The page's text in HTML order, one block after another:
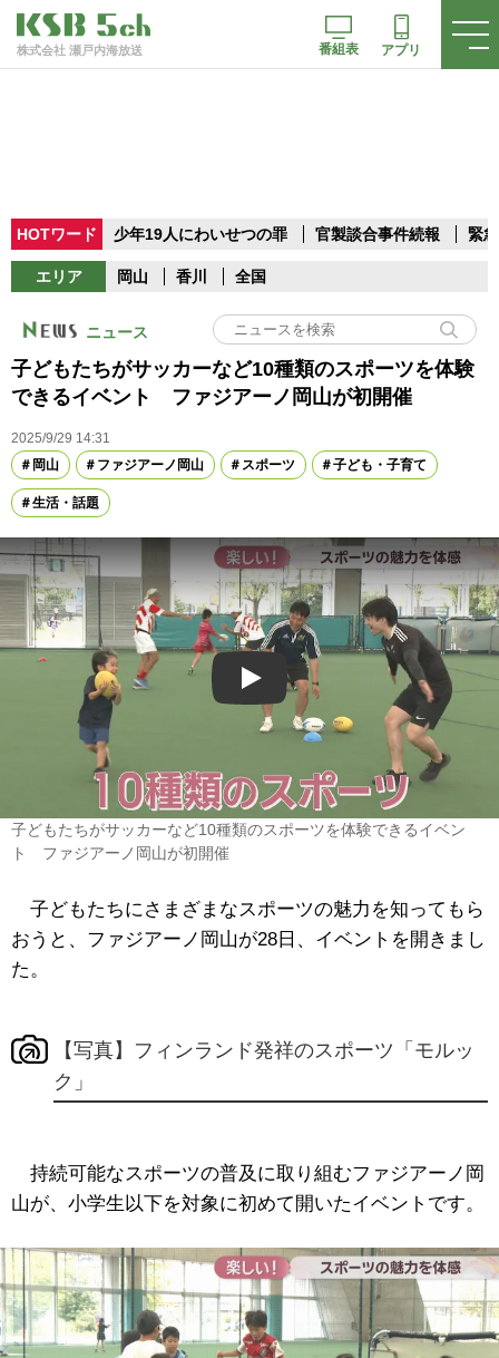
株式会社 瀬戸内海放送 番組表 アプリ
HOTワード 少年19人にわいせつの罪 官製談合事件続報 緊
エリア 岡山 香川 全国
ニュース
子どもたちがサッカーなど10種類のスポーツを体験
できるイベント ファジアーノ岡山が初開催
2025/9/29 14:31
岡山
ファジアーノ岡山 スポーツ 子ども・子育て
生活・話題
Play
子どもたちがサッカーなど10種類のスポーツを体験できるイベン
ト ファジアーノ岡山が初開催
子どもたちにさまざまなスポーツの魅力を知ってもら
おうと、ファジアーノ岡山が28日、イベントを開きまし
た。
【写真】フィンランド発祥のスポーツ「モルッ
ク」
持続可能なスポーツの普及に取り組むファジアーノ岡
山が、小学生以下を対象に初めて開いたイベントです。